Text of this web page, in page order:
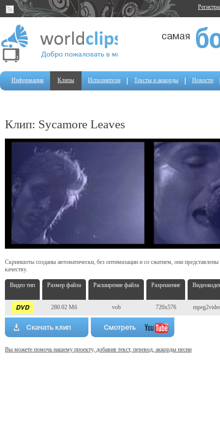
Информация Клипы Исполнители Тексты и аккорды Новости
Клип: Sycamore Leaves
Скриншоты созданы автоматически, без оптимизации и со сжатием, они
качеству.
Видео тип Размер файла Расширение файла Разрешение
280.02 Мб vob 720x576
Вы можете помочь нашему проекту, добавив текст, перевод, аккорды песни